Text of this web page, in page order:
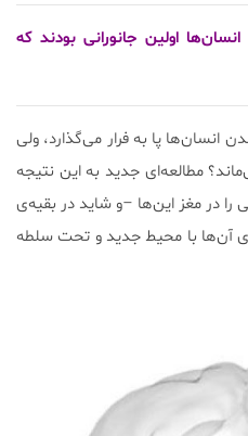
انسان‌ها اولین جانورانی بودند که
پا به فرار می‌گذارد، ولی
مطالعه‌ای جدید به این نتیجه
در مغز این‌ها –و شاید در بقیه‌ی
آن‌ها با محیط جدید و تحت سلطه